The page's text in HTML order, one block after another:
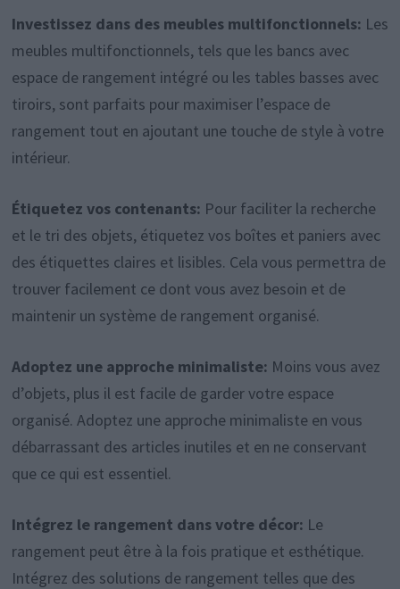
Investissez dans des meubles multifonctionnels: Les
meubles multifonctionnels, tels que les bancs avec
espace de rangement intégré ou les tables basses avec
tiroirs, sont parfaits pour maximiser l’espace de
rangement tout en ajoutant une touche de style à votre
intérieur.
Étiquetez vos contenants: Pour faciliter la recherche
et le tri des objets, étiquetez vos boîtes et paniers avec
des étiquettes claires et lisibles. Cela vous permettra de
trouver facilement ce dont vous avez besoin et de
maintenir un système de rangement organisé.
Adoptez une approche minimaliste: Moins vous avez
d’objets, plus il est facile de garder votre espace
organisé. Adoptez une approche minimaliste en vous
débarrassant des articles inutiles et en ne conservant
que ce qui est essentiel.
Intégrez le rangement dans votre décor: Le
rangement peut être à la fois pratique et esthétique.
Intégrez des solutions de rangement telles que des